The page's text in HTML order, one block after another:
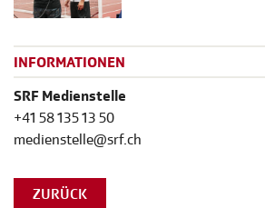
INFORMATIONEN
SRF Medienstelle
+41 58 135 13 50
medienstelle@srf.ch
ZURÜCK